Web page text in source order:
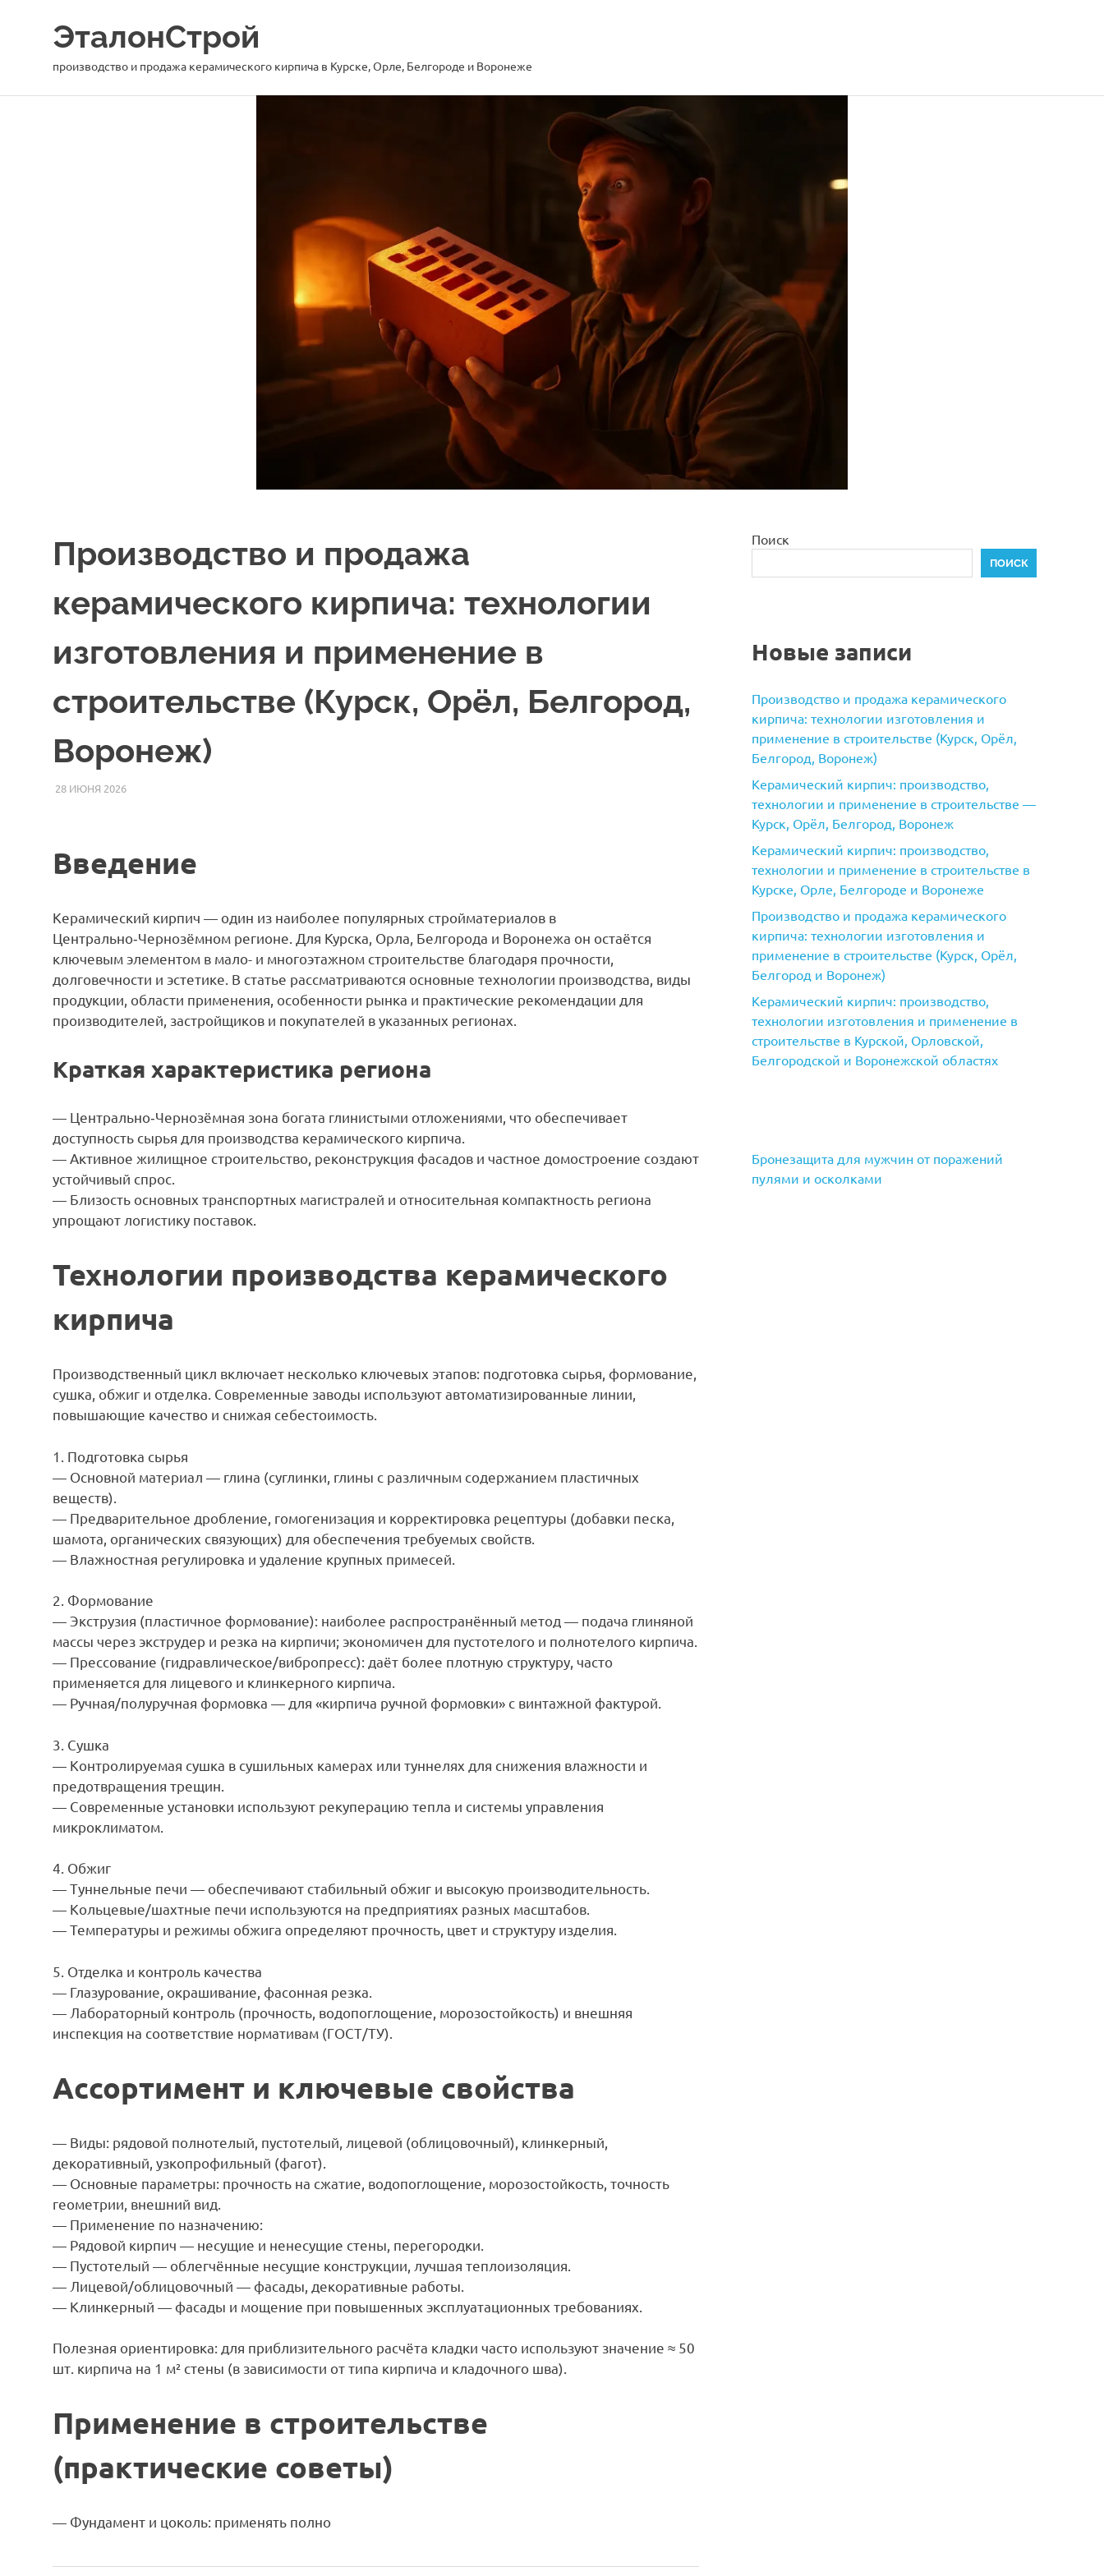
содержимомуЭталонСтрой
производство и продажа керамического кирпича в Курске, Орле, Белгороде и Воронеже
Производство и продажа
керамического кирпича: технологии
изготовления и применение в
строительстве (Курск, Орёл, Белгород,
Воронеж)
28 ИЮНЯ 2026ETALONSTROI4
СТАТЬИ
Введение
Керамический кирпич — один из наиболее популярных стройматериалов в
Центрально‑Чернозёмном регионе. Для Курска, Орла, Белгорода и Воронежа он остаётся
ключевым элементом в мало- и многоэтажном строительстве благодаря прочности,
долговечности и эстетике. В статье рассматриваются основные технологии производства, виды
продукции, области применения, особенности рынка и практические рекомендации для
производителей, застройщиков и покупателей в указанных регионах.
Краткая характеристика региона
— Центрально‑Чернозёмная зона богата глинистыми отложениями, что обеспечивает
доступность сырья для производства керамического кирпича.
— Активное жилищное строительство, реконструкция фасадов и частное домостроение создают
устойчивый спрос.
— Близость основных транспортных магистралей и относительная компактность региона
упрощают логистику поставок.
Технологии производства керамического
кирпича
Производственный цикл включает несколько ключевых этапов: подготовка сырья, формование,
сушка, обжиг и отделка. Современные заводы используют автоматизированные линии,
повышающие качество и снижая себестоимость.
1. Подготовка сырья
— Основной материал — глина (суглинки, глины с различным содержанием пластичных
веществ).
— Предварительное дробление, гомогенизация и корректировка рецептуры (добавки песка,
шамота, органических связующих) для обеспечения требуемых свойств.
— Влажностная регулировка и удаление крупных примесей.
2. Формование
— Экструзия (пластичное формование): наиболее распространённый метод — подача глиняной
массы через экструдер и резка на кирпичи; экономичен для пустотелого и полнотелого кирпича.
— Прессование (гидравлическое/вибропресс): даёт более плотную структуру, часто
применяется для лицевого и клинкерного кирпича.
— Ручная/полуручная формовка — для «кирпича ручной формовки» с винтажной фактурой.
3. Сушка
— Контролируемая сушка в сушильных камерах или туннелях для снижения влажности и
предотвращения трещин.
— Современные установки используют рекуперацию тепла и системы управления
микроклиматом.
4. Обжиг
— Туннельные печи — обеспечивают стабильный обжиг и высокую производительность.
— Кольцевые/шахтные печи используются на предприятиях разных масштабов.
— Температуры и режимы обжига определяют прочность, цвет и структуру изделия.
5. Отделка и контроль качества
— Глазурование, окрашивание, фасонная резка.
— Лабораторный контроль (прочность, водопоглощение, морозостойкость) и внешняя
инспекция на соответствие нормативам (ГОСТ/ТУ).
Ассортимент и ключевые свойства
— Виды: рядовой полнотелый, пустотелый, лицевой (облицовочный), клинкерный,
декоративный, узкопрофильный (фагот).
— Основные параметры: прочность на сжатие, водопоглощение, морозостойкость, точность
геометрии, внешний вид.
— Применение по назначению:
— Рядовой кирпич — несущие и ненесущие стены, перегородки.
— Пустотелый — облегчённые несущие конструкции, лучшая теплоизоляция.
— Лицевой/облицовочный — фасады, декоративные работы.
— Клинкерный — фасады и мощение при повышенных эксплуатационных требованиях.
Полезная ориентировка: для приблизительного расчёта кладки часто используют значение ≈ 50
шт. кирпича на 1 м² стены (в зависимости от типа кирпича и кладочного шва).
Применение в строительстве
(практические советы)
— Фундамент и цоколь: применять полно
Поиск
ПОИСК
Новые записи
Производство и продажа керамического
кирпича: технологии изготовления и
применение в строительстве (Курск, Орёл,
Белгород, Воронеж)
Керамический кирпич: производство,
технологии и применение в строительстве —
Курск, Орёл, Белгород, Воронеж
Керамический кирпич: производство,
технологии и применение в строительстве в
Курске, Орле, Белгороде и Воронеже
Производство и продажа керамического
кирпича: технологии изготовления и
применение в строительстве (Курск, Орёл,
Белгород и Воронеж)
Керамический кирпич: производство,
технологии изготовления и применение в
строительстве в Курской, Орловской,
Белгородской и Воронежской областях
Бронезащита для мужчин от поражений
пулями и осколками